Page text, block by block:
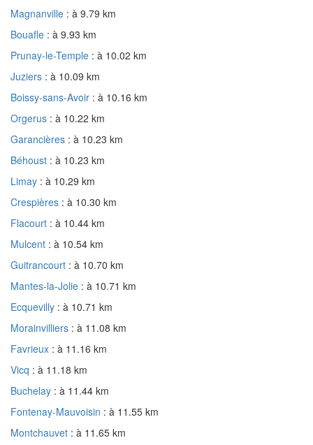
Magnanville : à 9.79 km
Bouafle : à 9.93 km
Prunay-le-Temple : à 10.02 km
Juziers : à 10.09 km
Boissy-sans-Avoir : à 10.16 km
Orgerus : à 10.22 km
Garancières : à 10.23 km
Béhoust : à 10.23 km
Limay : à 10.29 km
Crespières : à 10.30 km
Flacourt : à 10.44 km
Mulcent : à 10.54 km
Guitrancourt : à 10.70 km
Mantes-la-Jolie : à 10.71 km
Ecquevilly : à 10.71 km
Morainvilliers : à 11.08 km
Favrieux : à 11.16 km
Vicq : à 11.18 km
Buchelay : à 11.44 km
Fontenay-Mauvoisin : à 11.55 km
Montchauvet : à 11.65 km